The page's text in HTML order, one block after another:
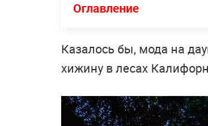
Оглавление
Казалось бы, мода на
хижину в лесах